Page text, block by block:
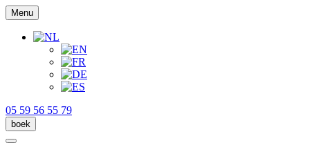
Menu
05 59 56 55 79
boek